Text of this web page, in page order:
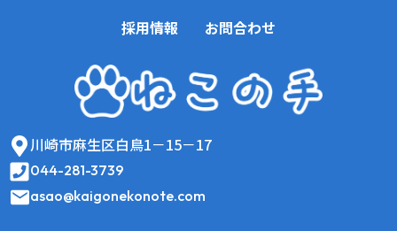
採用情報
お問合わせ
川崎市麻生区白鳥1－15－17
044-281-3739
asao@kaigonekonote.com